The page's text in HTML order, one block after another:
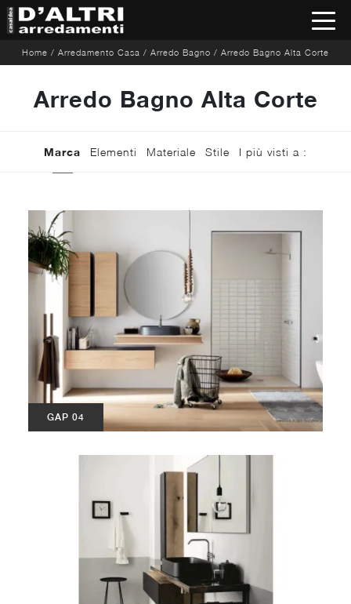
Home / Arredamento Casa / Arredo Bagno / Arredo Bagno Alta Corte
Arredo Bagno Alta Corte
Marca Elementi Materiale Stile I più visti a :
GAP 04